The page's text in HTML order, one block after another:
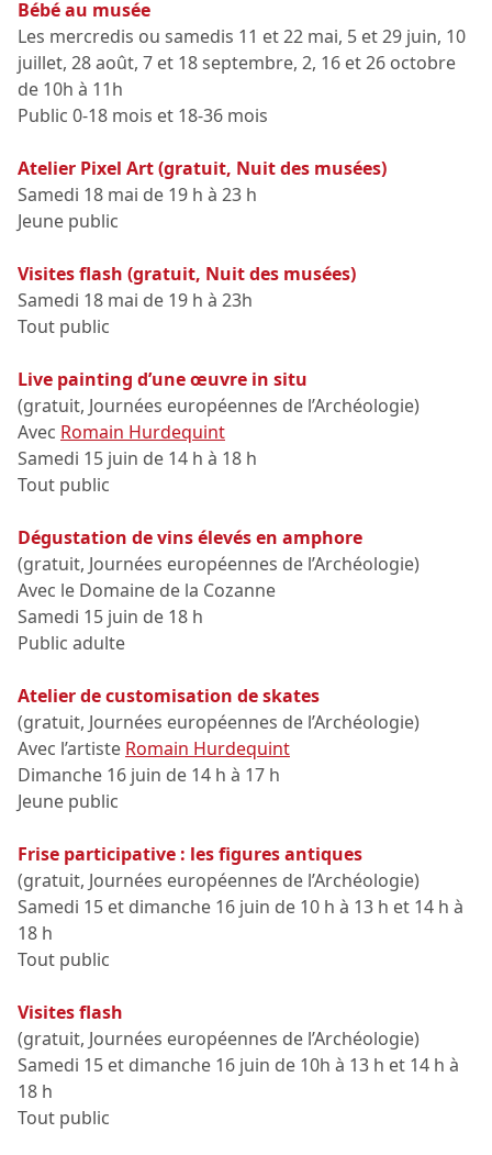
Bébé au musée
Les mercredis ou samedis 11 et 22 mai, 5 et 29 juin, 10
juillet, 28 août, 7 et 18 septembre, 2, 16 et 26 octobre
de 10h à 11h
Public 0-18 mois et 18-36 mois
Atelier Pixel Art (gratuit, Nuit des musées)
Samedi 18 mai de 19 h à 23 h
Jeune public
Visites flash (gratuit, Nuit des musées)
Samedi 18 mai de 19 h à 23h
Tout public
Live painting d’une œuvre in situ
(gratuit, Journées européennes de l’Archéologie)
Avec Romain Hurdequint
Samedi 15 juin de 14 h à 18 h
Tout public
Dégustation de vins élevés en amphore
(gratuit, Journées européennes de l’Archéologie)
Avec le Domaine de la Cozanne
Samedi 15 juin de 18 h
Public adulte
Atelier de customisation de skates
(gratuit, Journées européennes de l’Archéologie)
Avec l’artiste Romain Hurdequint
Dimanche 16 juin de 14 h à 17 h
Jeune public
Frise participative : les figures antiques
(gratuit, Journées européennes de l’Archéologie)
Samedi 15 et dimanche 16 juin de 10 h à 13 h et 14 h à
18 h
Tout public
Visites flash
(gratuit, Journées européennes de l’Archéologie)
Samedi 15 et dimanche 16 juin de 10h à 13 h et 14 h à
18 h
Tout public